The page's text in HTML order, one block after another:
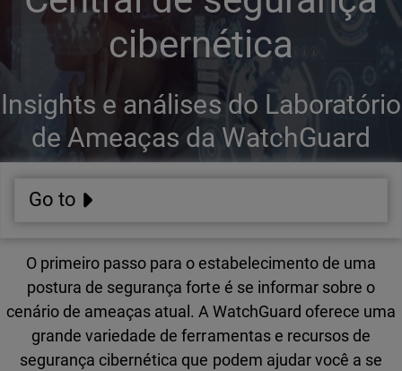
cibernética
Insights e análises do Laboratório
de Ameaças da WatchGuard
Go to
O primeiro passo para o estabelecimento de uma
postura de segurança forte é se informar sobre o
cenário de ameaças atual. A WatchGuard oferece uma
grande variedade de ferramentas e recursos de
segurança cibernética que podem ajudar você a se